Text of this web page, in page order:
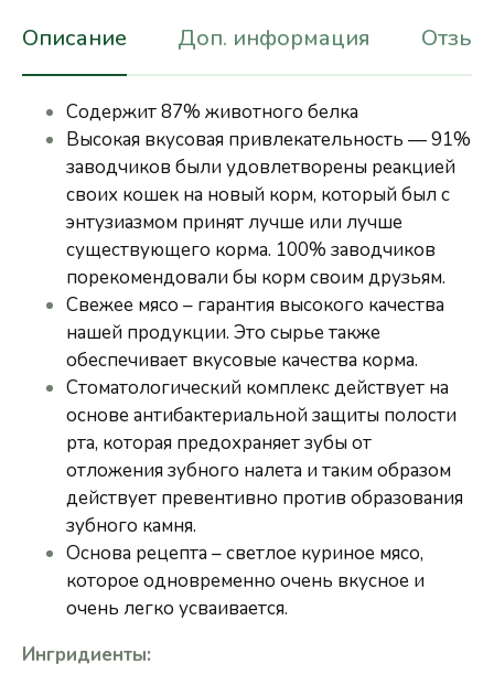
Описание Доп. информация
Содержит 87% животного белка
Высокая вкусовая привлекательность — 91%
заводчиков были удовлетворены реакцией
своих кошек на новый корм, который был с
энтузиазмом принят лучше или лучше
существующего корма. 100% заводчиков
порекомендовали бы корм своим друзьям.
Свежее мясо – гарантия высокого качества
нашей продукции. Это сырье также
обеспечивает вкусовые качества корма.
Стоматологический комплекс действует на
основе антибактериальной защиты полости
рта, которая предохраняет зубы от
отложения зубного налета и таким образом
действует превентивно против образования
зубного камня.
Основа рецепта – светлое куриное мясо,
которое одновременно очень вкусное и
очень легко усваивается.
Ингридиенты: